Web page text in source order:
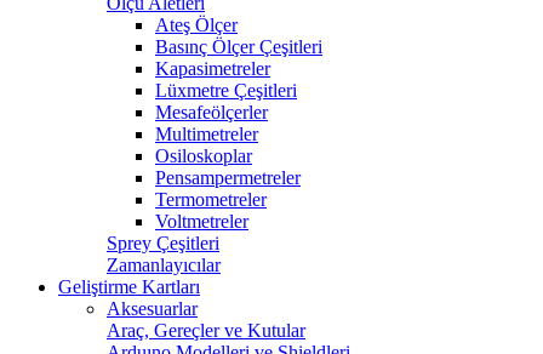
Ateş Ölçer
Basınç Ölçer Çeşitleri
Kapasimetreler
Lüxmetre Çeşitleri
Mesafeölçerler
Multimetreler
Osiloskoplar
Pensampermetreler
Termometreler
Voltmetreler
Sprey Çeşitleri
Zamanlayıcılar
Geliştirme Kartları
Aksesuarlar
Araç, Gereçler ve Kutular